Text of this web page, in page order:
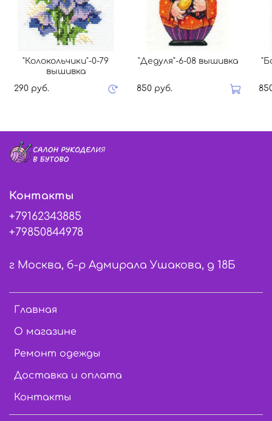
"Колокольчики"-0-79
вышивка
290 руб.
"Дедуля"-6-08 вышивка
850 руб.
Главная
О магазине
Ремонт одежды
Доставка и оплата
Контакты
Контакты
+79162343885
+79850844978
г Москва, б-р Адмирала Ушакова, д 18Б